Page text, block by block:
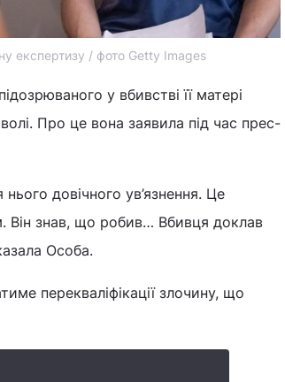
експертизу / фото Getty Images
у вбивстві її матері
Про це вона заявила під час прес-
довічного ув’язнення. Це
Він знав, що робив… Вбивця доклав
Особа.
перекваліфікації злочину, що